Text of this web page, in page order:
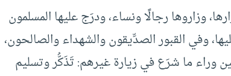
وزاروها رجالًا ونساء، ودرَج عليها المسلمون
وفي القبور الصدِّيقون والشهداء والصالحون،
وراء ما شرَع في زيارة غيرهم: تَذَكُّر وتسليم